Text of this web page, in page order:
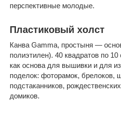
перспективные молодые.
Пластиковый холст
Канва Gamma, простыня —
полиэтилен). 40 квадратов по
как основа для вышивки и для
поделок: фоторамок, брелоков,
подстаканников,
домиков.